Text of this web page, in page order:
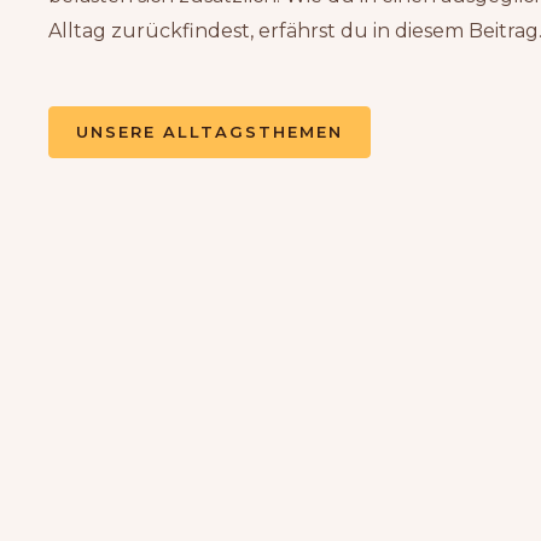
Alltag zurückfindest, erfährst du in diesem Beitrag.
UNSERE ALLTAGSTHEMEN